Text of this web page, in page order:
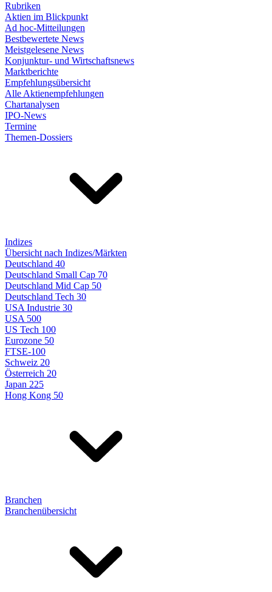
Rubriken
Aktien im Blickpunkt
Ad hoc-Mitteilungen
Bestbewertete News
Meistgelesene News
Konjunktur- und Wirtschaftsnews
Marktberichte
Empfehlungsübersicht
Alle Aktienempfehlungen
Chartanalysen
IPO-News
Termine
Themen-Dossiers
Indizes
Übersicht nach Indizes/Märkten
Deutschland 40
Deutschland Small Cap 70
Deutschland Mid Cap 50
Deutschland Tech 30
USA Industrie 30
USA 500
US Tech 100
Eurozone 50
FTSE-100
Schweiz 20
Österreich 20
Japan 225
Hong Kong 50
Branchen
Branchenübersicht